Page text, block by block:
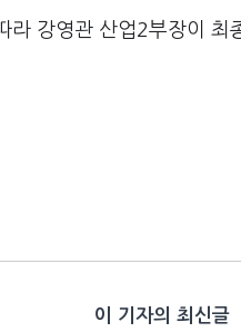
강영관 산업2부장이 최
이 기자의 최신글